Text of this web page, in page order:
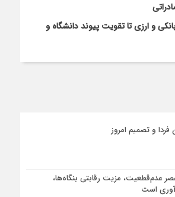
و ارزی تا تقویت پیوند دانشگاه و
فردا و تصمیم امروز
عدم‌قطعیت، مزیت رقابتی بنگاه‌ها،
است